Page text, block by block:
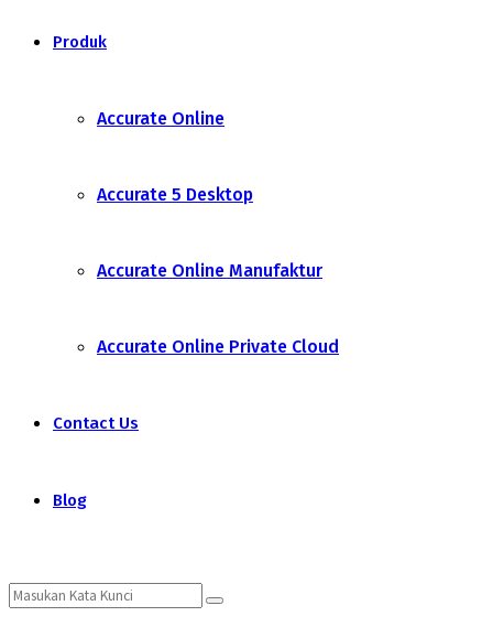
Produk
Accurate Online
Accurate 5 Desktop
Accurate Online Manufaktur
Accurate Online Private Cloud
Contact Us
Blog
Search
Search